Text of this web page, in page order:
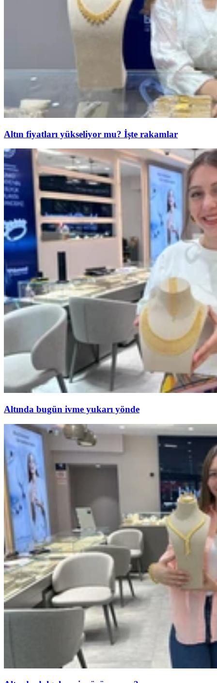
Altın fiyatları yükseliyor mu? İşte rakamlar
Altında bugün ivme yukarı yönde